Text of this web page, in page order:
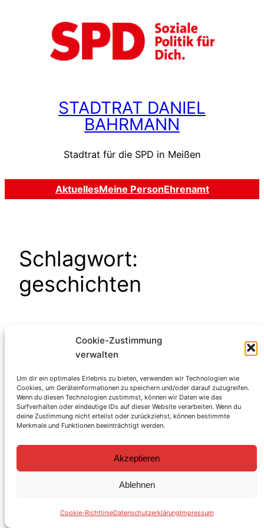
Cookie-Zustimmung
verwalten
Um dir ein optimales Erlebnis zu bieten, verwenden wir Technologien wie
Cookies, um Geräteinformationen zu speichern und/oder darauf zuzugreifen.
Wenn du diesen Technologien zustimmst, können wir Daten wie das
Surfverhalten oder eindeutige IDs auf dieser Website verarbeiten. Wenn du
deine Zustimmung nicht erteilst oder zurückziehst, können bestimmte
Merkmale und Funktionen beeinträchtigt werden.
Akzeptieren
Ablehnen
Cookie-RichtlinieDatenschutzerklärungImpressum
STADTRAT DANIEL
BAHRMANN
Stadtrat für die SPD in Meißen
AktuellesMeine PersonEhrenamt
Schlagwort:
geschichten
Stadtrat Daniel Bahrmannfacebook
Instagram